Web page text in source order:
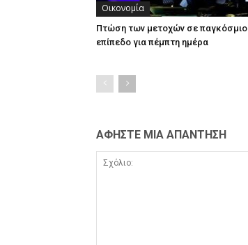
Οικονομία
Πτώση των μετοχών σε παγκόσμιο
επίπεδο για πέμπτη ημέρα
ΑΦΗΣΤΕ ΜΙΑ ΑΠΑΝΤΗΣΗ